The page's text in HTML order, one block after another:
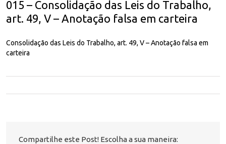
015 – Consolidação das Leis do Trabalho,
art. 49, V – Anotação falsa em carteira
Consolidação das Leis do Trabalho, art. 49, V – Anotação falsa em
carteira
Compartilhe este Post! Escolha a sua maneira: